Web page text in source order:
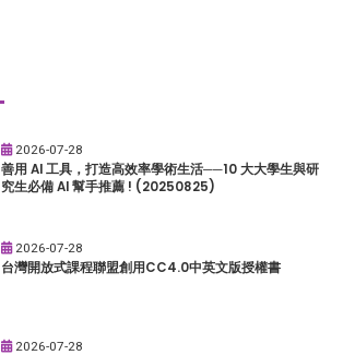
2026-07-28
善用 AI 工具，打造高效率學術生活──10 大大學生與研
究生必備 AI 幫手推薦 ! (20250825)
2026-07-28
台灣開放式課程聯盟創用CC4.0中英文版授權書
2026-07-28